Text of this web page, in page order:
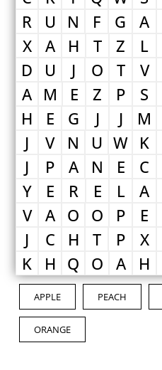
R
U N F G A
X
A H T Z L
D
U J O T V
A M E Z P S
H
E G J J M
J
V N U W K
J
P A N E C
Y
E R E L A
V
A O O P E
J
C H T P X
K
H Q O A H
APPLE PEACH
ORANGE